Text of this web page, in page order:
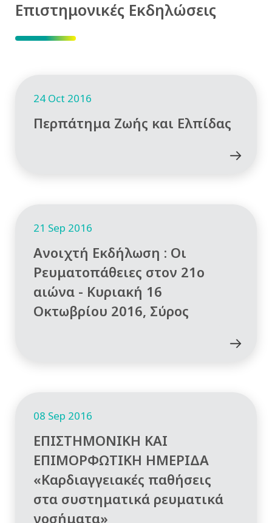
Επιστημονικές Εκδηλώσεις
24 Oct 2016
Περπάτημα Ζωής και Ελπίδας
21 Sep 2016
Ανοιχτή Εκδήλωση : Οι
Ρευματοπάθειες στον 21ο
αιώνα - Κυριακή 16
Οκτωβρίου 2016, Σύρος
08 Sep 2016
ΕΠΙΣΤΗΜΟΝΙΚΗ ΚΑΙ
ΕΠΙΜΟΡΦΩΤΙΚΗ ΗΜΕΡΙΔΑ
«Καρδιαγγειακές παθήσεις
στα συστηματικά ρευματικά
νοσήματα»